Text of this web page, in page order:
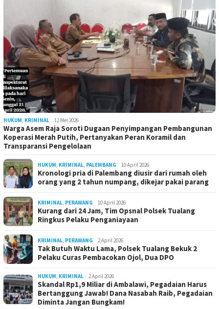
HUKUM, KRIMINAL 12 Mei 2026
Warga Asem Raja Soroti Dugaan Penyimpangan Pembangunan
Koperasi Merah Putih, Pertanyakan Peran Koramil dan
Transparansi Pengelolaan
HUKUM, KRIMINAL, PALEMBANG 10 April 2026
Kronologi pria di Palembang diusir dari rumah oleh
orang yang 2 tahun numpang, dikejar pakai parang
KRIMINAL, PERAWANG 10 April 2026
Kurang dari 24 Jam, Tim Opsnal Polsek Tualang
Ringkus Pelaku Penganiayaan
KRIMINAL, PERAWANG 2 April 2026
Tak Butuh Waktu Lama, Polsek Tualang Bekuk 2
Pelaku Curas Pembacokan Ojol, Dua DPO
HUKUM, KRIMINAL 2 April 2026
Skandal Rp1,9 Miliar di Ambalawi, Pegadaian Harus
Bertanggung Jawab! Dana Nasabah Raib, Pegadaian
Diminta Jangan Bungkam!